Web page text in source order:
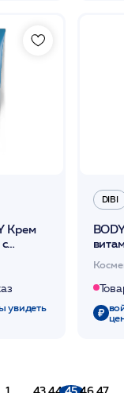
Крем
кожи
увидеть
DIBI
100